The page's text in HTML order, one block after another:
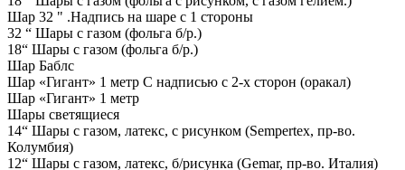
Шар 32 " .Надпись на шаре с 1 стороны
32 “ Шары с газом (фольга б/р.)
18“ Шары с газом (фольга б/р.)
Шар Баблс
Шар «Гигант» 1 метр С надписью с 2-х сторон (оракал)
Шар «Гигант» 1 метр
Шары светящиеся
14“ Шары с газом, латекс, с рисунком (Sempertex, пр-во.
Колумбия)
12“ Шары с газом, латекс, б/рисунка (Gemar, пр-во. Италия)